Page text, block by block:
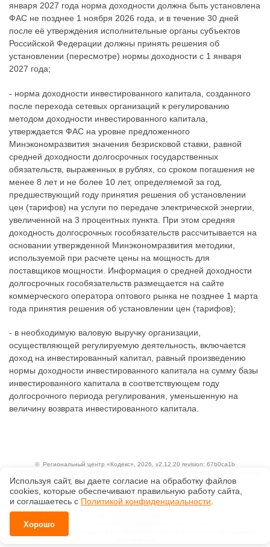
января 2027 года норма доходности должна быть установлена
ФАС не позднее 1 ноября 2026 года, и в течение 30 дней
после её утверждения исполнительные органы субъектов
Российской Федерации должны принять решения об
установлении (пересмотре) нормы доходности с 1 января
2027 года;
- норма доходности инвестированного капитала, созданного
после перехода сетевых организаций к регулированию
методом доходности инвестированного капитала,
утверждается ФАС на уровне предложенного
Минэкономразвития значения безрисковой ставки, равной
средней доходности долгосрочных государственных
обязательств, выраженных в рублях, со сроком погашения не
менее 8 лет и не более 10 лет, определяемой за год,
предшествующий году принятия решения об установлении
цен (тарифов) на услуги по передаче электрической энергии,
увеличенной на 3 процентных пункта. При этом средняя
доходность долгосрочных гособязательств рассчитывается на
основании утвержденной Минэкономразвития методики,
используемой при расчете цены на мощность для
поставщиков мощности. Информация о средней доходности
долгосрочных гособязательств размещается на сайте
коммерческого оператора оптового рынка не позднее 1 марта
года принятия решения об установлении цен (тарифов);
- в необходимую валовую выручку организации,
осуществляющей регулируемую деятельность, включается
доход на инвестированный капитал, равный произведению
нормы доходности инвестированного капитала на сумму базы
инвестированного капитала в соответствующем году
долгосрочного периода регулирования, уменьшенную на
величину возврата инвестированного капитала.
© Региональный центр «Кодекс», 2026, v2.12.20 revision: 67b0ca1b
1.01, 3.01
Ценовая политика
Технологии
Исключительные авторские и смежные права принадлежат АО «Кодекс».
Положение по обработке и защите персональных данных
Используя сайт, вы даете согласие на обработку файлов
сооkiеs, которые обеспечивают правильную работу сайта,
и соглашаетесь с Политикой конфиденциальности.
Хорошо